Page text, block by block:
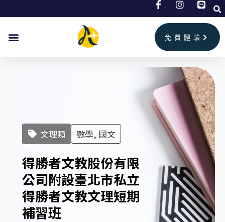
免費體驗
文理類 數學, 國文
得勝者文教股份有限
公司附設臺北市私立
得勝者文教文理短期
補習班